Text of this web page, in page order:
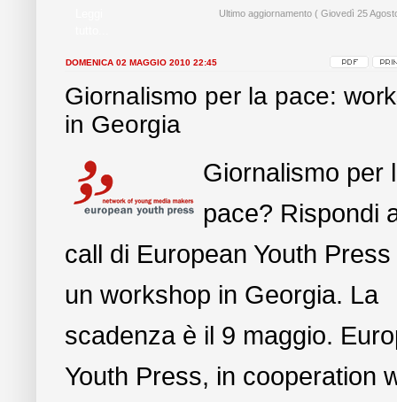
Ultimo aggiornamento ( Giovedì 25
DOMENICA 02 MAGGIO 2010 22:45
Giornalismo per la pace:
in Georgia
Giornalismo per
pace? Rispondi
call di European Youth
un workshop in Georgia. La
scadenza è il 9 maggio.
Youth Press, in cooperation